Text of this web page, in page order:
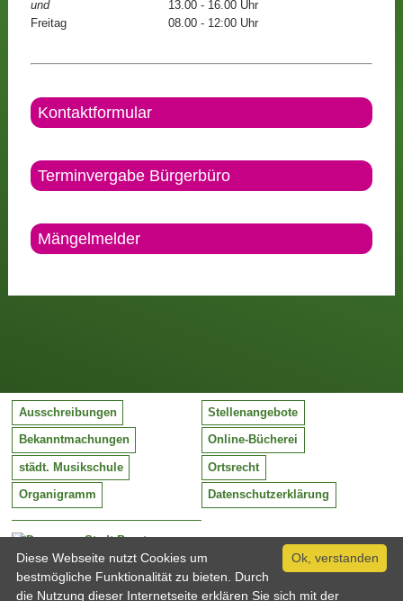
und
13.00 - 16.00 Uhr
Freitag
08.00 - 12:00 Uhr
Kontaktformular
Terminvergabe Bürgerbüro
Mängelmelder
Stadt Barntrup
Mittelstraße 38
32683 Barntrup
Tel:
05263 / 409-0
Ausschreibungen Stellenangebote
Bekanntmachungen Online-Bücherei
städt. Musikschule Ortsrecht
Organigramm Datenschutzerklärung
Ok, verstanden
Diese Webseite nutzt Cookies um
bestmögliche Funktionalität zu bieten. Durch
die Nutzung dieser Internetseite erklären Sie sich mit der